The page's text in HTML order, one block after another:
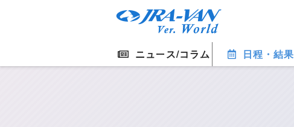
ニュース/コラム 日程・結果